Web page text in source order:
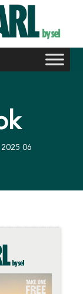
2025 06